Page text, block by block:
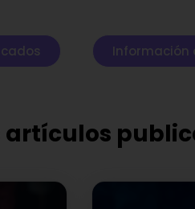
Información
artículos